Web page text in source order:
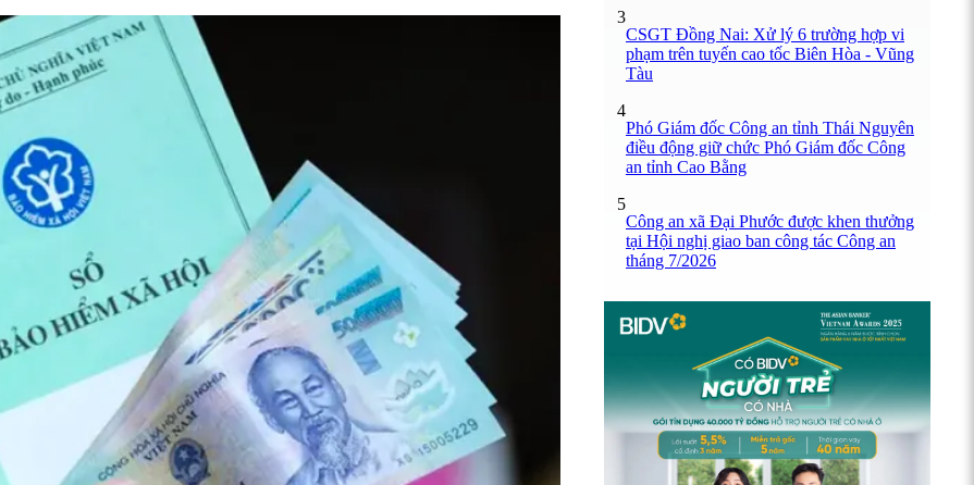
3
CSGT Đồng Nai: Xử lý 6 trường hợp vi
phạm trên tuyến cao tốc Biên Hòa - Vũng
Tàu
4
Phó Giám đốc Công an tỉnh Thái Nguyên
điều động giữ chức Phó Giám đốc Công
an tỉnh Cao Bằng
5
Công an xã Đại Phước được khen thưởng
tại Hội nghị giao ban công tác Công an
tháng 7/2026